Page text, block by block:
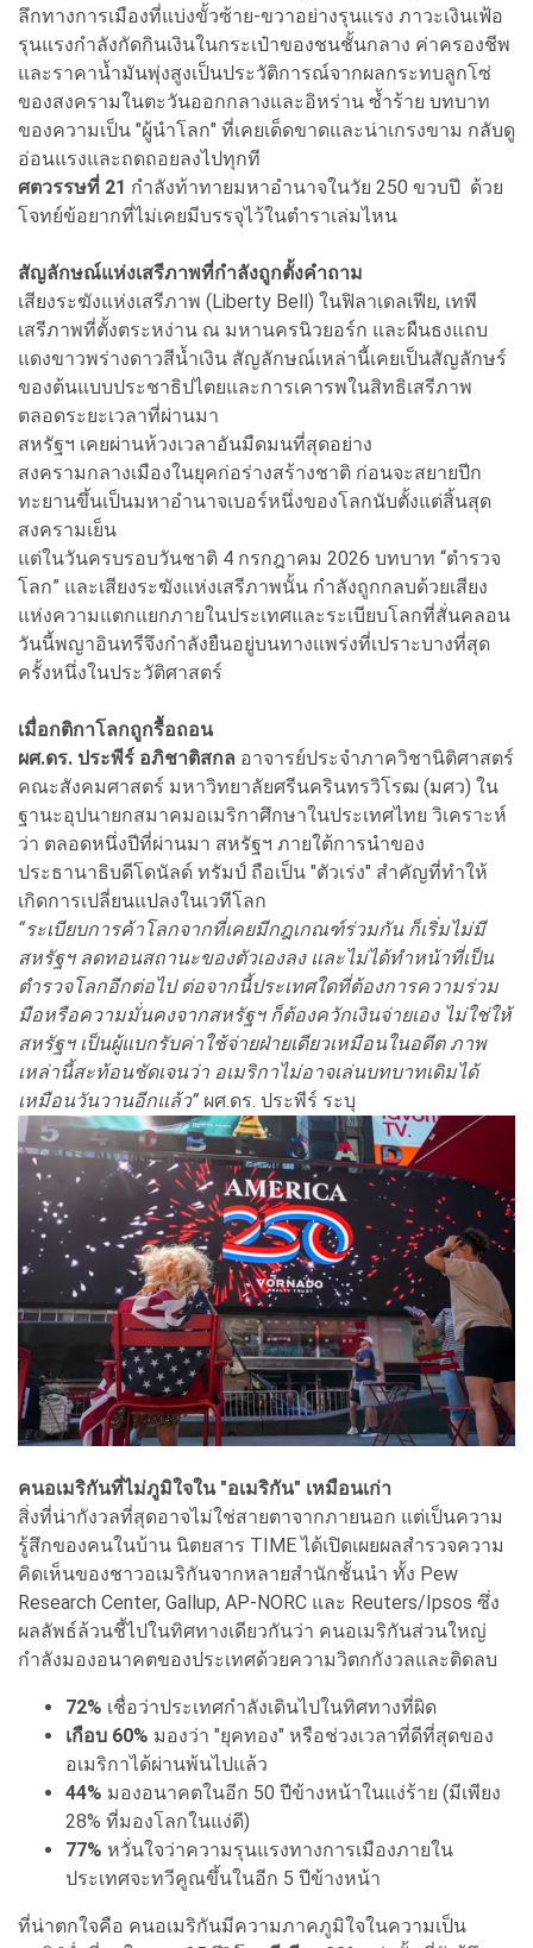
ลึกทางการเมืองที่แบ่งขั้วซ้าย-ขวาอย่างรุนแรง ภาวะเงินเฟ้อ
รุนแรงกำลังกัดกินเงินในกระเป๋าของชนชั้นกลาง ค่าครองชีพ
และราคาน้ำมันพุ่งสูงเป็นประวัติการณ์จากผลกระทบลูกโซ่
ของสงครามในตะวันออกกลางและอิหร่าน ซ้ำร้าย บทบาท
ของความเป็น "ผู้นำโลก" ที่เคยเด็ดขาดและน่าเกรงขาม กลับดู
อ่อนแรงและถดถอยลงไปทุกที
ศตวรรษที่ 21 กำลังท้าทายมหาอำนาจในวัย 250 ขวบปี ด้วย
โจทย์ข้อยากที่ไม่เคยมีบรรจุไว้ในตำราเล่มไหน
สัญลักษณ์แห่งเสรีภาพที่กำลังถูกตั้งคำถาม
เสียงระฆังแห่งเสรีภาพ (Liberty Bell) ในฟิลาเดลเฟีย, เทพี
เสรีภาพที่ตั้งตระหง่าน ณ มหานครนิวยอร์ก และผืนธงแถบ
แดงขาวพร่างดาวสีน้ำเงิน สัญลักษณ์เหล่านี้เคยเป็นสัญลักษร์
ของต้นแบบประชาธิปไตยและการเคารพในสิทธิเสรีภาพ
ตลอดระยะเวลาที่ผ่านมา
สหรัฐฯ เคยผ่านห้วงเวลาอันมืดมนที่สุดอย่าง
สงครามกลางเมืองในยุคก่อร่างสร้างชาติ ก่อนจะสยายปีก
ทะยานขึ้นเป็นมหาอำนาจเบอร์หนึ่งของโลกนับตั้งแต่สิ้นสุด
สงครามเย็น
แต่ในวันครบรอบวันชาติ 4 กรกฎาคม 2026 บทบาท “ตำรวจ
โลก” และเสียงระฆังแห่งเสรีภาพนั้น กำลังถูกกลบด้วยเสียง
แห่งความแตกแยกภายในประเทศและระเบียบโลกที่สั่นคลอน
วันนี้พญาอินทรีจึงกำลังยืนอยู่บนทางแพร่งที่เปราะบางที่สุด
ครั้งหนึ่งในประวัติศาสตร์
เมื่อกติกาโลกถูกรื้อถอน
ผศ.ดร. ประพีร์ อภิชาติสกล อาจารย์ประจำภาควิชานิติศาสตร์
คณะสังคมศาสตร์ มหาวิทยาลัยศรีนครินทรวิโรฒ (มศว) ใน
ฐานะอุปนายกสมาคมอเมริกาศึกษาในประเทศไทย วิเคราะห์
ว่า ตลอดหนึ่งปีที่ผ่านมา สหรัฐฯ ภายใต้การนำของ
ประธานาธิบดีโดนัลด์ ทรัมป์ ถือเป็น "ตัวเร่ง" สำคัญที่ทำให้
เกิดการเปลี่ยนแปลงในเวทีโลก
“ระเบียบการค้าโลกจากที่เคยมีกฎเกณฑ์ร่วมกัน ก็เริ่มไม่มี
สหรัฐฯ ลดทอนสถานะของตัวเองลง และไม่ได้ทำหน้าที่เป็น
ตำรวจโลกอีกต่อไป ต่อจากนี้ประเทศใดที่ต้องการความร่วม
มือหรือความมั่นคงจากสหรัฐฯ ก็ต้องควักเงินจ่ายเอง ไม่ใช่ให้
สหรัฐฯ เป็นผู้แบกรับค่าใช้จ่ายฝ่ายเดียวเหมือนในอดีต ภาพ
เหล่านี้สะท้อนชัดเจนว่า อเมริกาไม่อาจเล่นบทบาทเดิมได้
เหมือนวันวานอีกแล้ว” ผศ.ดร. ประพีร์ ระบุ
คนอเมริกันที่ไม่ภูมิใจใน "อเมริกัน" เหมือนเก่า
สิ่งที่น่ากังวลที่สุดอาจไม่ใช่สายตาจากภายนอก แต่เป็นความ
รู้สึกของคนในบ้าน นิตยสาร TIME ได้เปิดเผยผลสำรวจความ
คิดเห็นของชาวอเมริกันจากหลายสำนักชั้นนำ ทั้ง Pew
Research Center, Gallup, AP-NORC และ Reuters/Ipsos ซึ่ง
ผลลัพธ์ล้วนชี้ไปในทิศทางเดียวกันว่า คนอเมริกันส่วนใหญ่
กำลังมองอนาคตของประเทศด้วยความวิตกกังวลและติดลบ
72% เชื่อว่าประเทศกำลังเดินไปในทิศทางที่ผิด
เกือบ 60% มองว่า "ยุคทอง" หรือช่วงเวลาที่ดีที่สุดของ
อเมริกาได้ผ่านพ้นไปแล้ว
44% มองอนาคตในอีก 50 ปีข้างหน้าในแง่ร้าย (มีเพียง
28% ที่มองโลกในแง่ดี)
77% หวั่นใจว่าความรุนแรงทางการเมืองภายใน
ประเทศจะทวีคูณขึ้นในอีก 5 ปีข้างหน้า
ที่น่าตกใจคือ คนอเมริกันมีความภาคภูมิใจในความเป็น